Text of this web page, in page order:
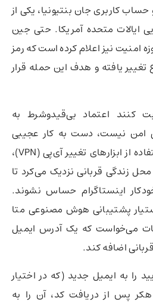
و حساب کاربری جان بنتیونیا، یکی از
ایالات متحده آمریکا. حتی جین
امنیت نیز اعلام کرده است که رمز
یافته و هدف این حمله قرار
کنند اعتماد بی‌قیدوشرط به
امن نیست، دست به کار عجیبی
زدند. آن‌ها در ابتدا با استفاده از ابزارهای تغییر آی‌پی (VPN)،
زندگی قربانی نزدیک می‌کرد تا
اینستاگرام حساس نشوند.
پشتیبانی هوش مصنوعی متا
می‌خواست که یک آدرس ایمیل
اضافه کند.
به ایمیل جدید (که در اختیار
پس از دریافت کد، آن را به